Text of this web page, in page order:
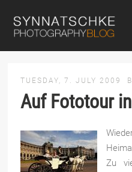
TUESDAY, 7. JULY 2009
Auf Fototour
Zu